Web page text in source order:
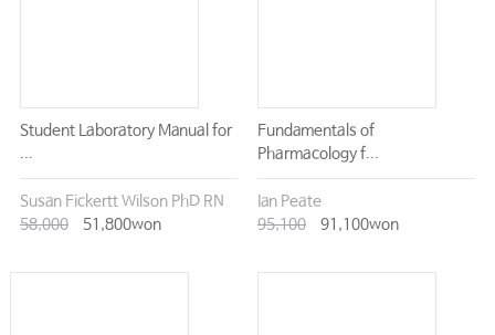
Student Laboratory Manual for
...
Susan Fickertt Wilson PhD RN
58,000
51,800won
Fundamentals of
Pharmacology f...
Ian Peate
95,100
91,100won